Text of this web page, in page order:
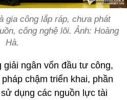
gia công lắp ráp, chưa phát
công nghệ lõi. Ảnh: Hoàng
Hà.
ngân vốn đầu tư công,
chậm triển khai, phần
dụng các nguồn lực tài